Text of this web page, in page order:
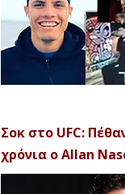
Σοκ στο UFC:
χρόνια ο Allan